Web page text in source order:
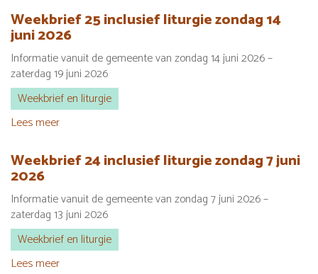
26
inclusief
liturgie
zondag
21
juni
2026
Weekbrief 25 inclusief liturgie zondag 14
juni 2026
Informatie vanuit de gemeente van zondag 14 juni 2026 –
zaterdag 19 juni 2026
Weekbrief en liturgie
Lees meer
25
inclusief
zondag
14
juni
2026
Weekbrief 24 inclusief liturgie zondag 7 juni
2026
Informatie vanuit de gemeente van zondag 7 juni 2026 –
zaterdag 13 juni 2026
Weekbrief en liturgie
Lees meer